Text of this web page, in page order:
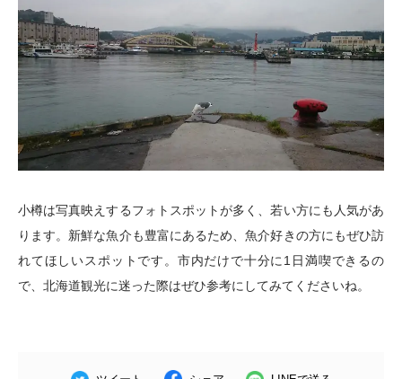
小樽は写真映えするフォトスポットが多く、若い方にも人気があ
ります。新鮮な魚介も豊富にあるため、魚介好きの方にもぜひ訪
れてほしいスポットです。市内だけで十分に1日満喫できるの
で、北海道観光に迷った際はぜひ参考にしてみてくださいね。